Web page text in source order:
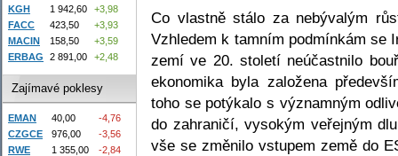
Co vlastně stálo za nebývalým
Vzhledem k tamním podmínkám se
zemí ve 20. století neúčastnilo
ekonomika byla založena
toho se potýkalo s významným
do zahraničí, vysokým veřejným
vše se změnilo vstupem země do
KGH
1 942,60
+3,98
FACC
423,50
+3,93
MACIN
158,50
+3,59
ERBAG
2 891,00 +2,48
Zajímavé poklesy
EMAN 40,00
-4,76
CZGCE
976,00
-3,56
RWE
1 355,00
-2,84